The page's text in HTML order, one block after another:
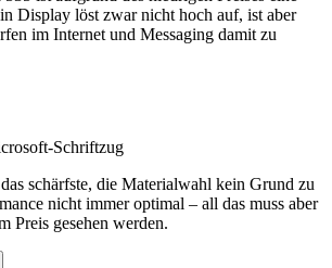
Display löst zwar nicht hoch auf, ist aber
im Internet und Messaging damit zu
Schriftzug
schärfste, die Materialwahl kein Grund zu
nicht immer optimal – all das muss aber
Preis gesehen werden.